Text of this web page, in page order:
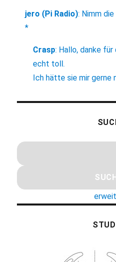
jero (Pi Radio): Nimm die
*
Crasp: Hallo, danke für
echt toll.
Ich hätte sie mir gerne